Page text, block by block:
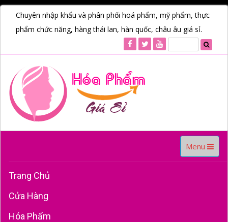
Chuyên nhập khẩu và phân phối hoá phẩm, mỹ phẩm, thực
phẩm chức năng, hàng thái lan, hàn quốc, châu âu giá sỉ.
Toggle
navigation
Menu
Trang Chủ
Cửa Hàng
Hóa Phẩm